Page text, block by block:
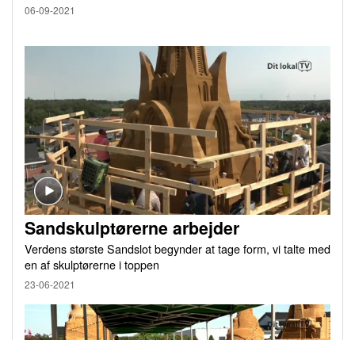
06-09-2021
Sandskulptørerne arbejder
Verdens største Sandslot begynder at tage form, vi talte med
en af skulptørerne i toppen
23-06-2021